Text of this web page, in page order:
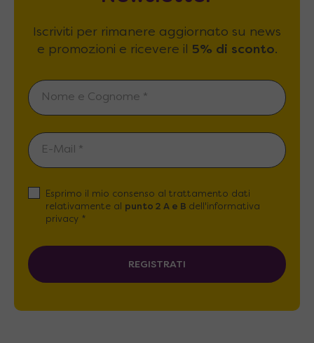
Iscriviti per rimanere aggiornato su news
e promozioni e ricevere il 5% di sconto.
Esprimo il mio consenso al trattamento dati
relativamente al
punto 2 A e B dell'informativa
privacy *
REGISTRATI